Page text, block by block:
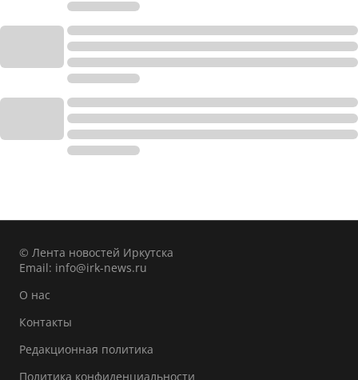
© Лента новостей Иркутска
Email: info@irk-news.ru
О нас
Контакты
Редакционная политика
Политика конфиденциальности